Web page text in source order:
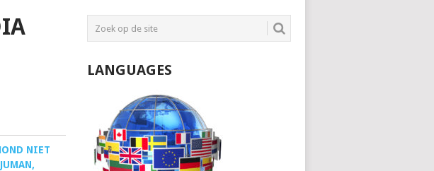
NIET
LANGUAGES